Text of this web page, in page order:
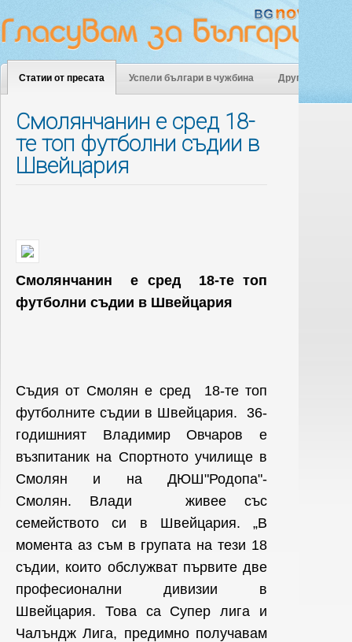
Статии от пресата Успели българи в чужбина Други
Смолянчанин е сред 18-
те топ футболни съдии в
Швейцария
Смолянчанин е сред 18-те топ
футболни съдии в Швейцария
Съдия от Смолян е сред 18-те топ
футболните съдии в Швейцария. 36-
годишният Владимир Овчаров е
възпитаник на Спортното училище в
Смолян и на ДЮШ"Родопа"-
Смолян. Влади живее със
семейството си в Швейцария. „В
момента аз съм в групата на тези 18
съдии, които обслужват първите две
професионални дивизии в
Швейцария. Това са Супер лига и
Чалъндж Лига, предимно получавам